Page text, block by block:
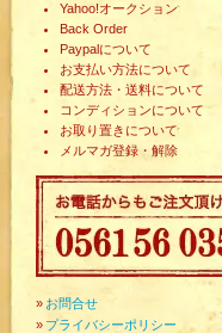
Yahoo!オークション
Back Order
Paypalについて
お支払い方法について
配送方法・送料について
コンディションについて
お取り置きについて
メルマガ登録・解除
» お問合せ
» プライバシーポリシー